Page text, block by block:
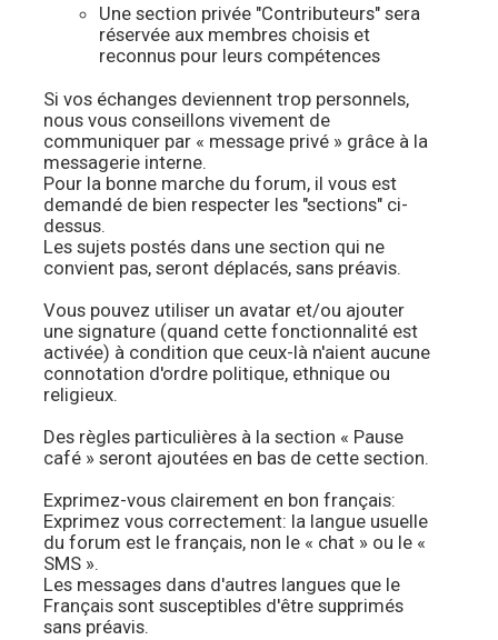
Une section privée "Contributeurs" sera
réservée aux membres choisis et
reconnus pour leurs compétences
Si vos échanges deviennent trop personnels,
nous vous conseillons vivement de
communiquer par « message privé » grâce à la
messagerie interne.
Pour la bonne marche du forum, il vous est
demandé de bien respecter les "sections" ci-
dessus.
Les sujets postés dans une section qui ne
convient pas, seront déplacés, sans préavis.
Vous pouvez utiliser un avatar et/ou ajouter
une signature (quand cette fonctionnalité est
activée) à condition que ceux-là n'aient aucune
connotation d'ordre politique, ethnique ou
religieux.
Des règles particulières à la section « Pause
café » seront ajoutées en bas de cette section.
Exprimez-vous clairement en bon français:
Exprimez vous correctement: la langue usuelle
du forum est le français, non le « chat » ou le «
SMS ».
Les messages dans d'autres langues que le
Français sont susceptibles d'être supprimés
sans préavis.